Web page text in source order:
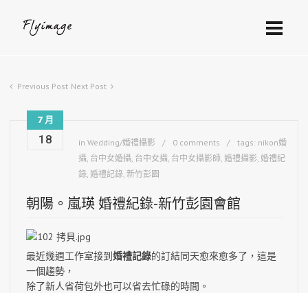
Previous Post Next Post
7 月
18 in Wedding/婚禮攝影 0 comments tags: nikon婚
攝, 台中女婚攝, 台中女攝, 台中女攝影師, 婚禮攝影, 婚禮紀
錄, 婚禮記錄, 新竹彭園
朝陽。嵐瑛 婚禮紀錄-新竹彭園會館
最近幾週工作室接到婚禮記錄的訂結同天愈來愈多了，這是
一個趨勢，
除了新人省荷包外也可以省去忙碌的時間。